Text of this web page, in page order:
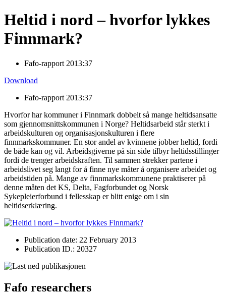
Heltid i nord – hvorfor lykkes
Finnmark?
Fafo-rapport 2013:37
Download
Fafo-rapport 2013:37
Hvorfor har kommuner i Finnmark dobbelt så mange heltidsansatte
som gjennomsnittskommunen i Norge? Heltidsarbeid står sterkt i
arbeidskulturen og organisasjonskulturen i flere
finnmarkskommuner. En stor andel av kvinnene jobber heltid, fordi
de både kan og vil. Arbeidsgiverne på sin side tilbyr heltidsstillinger
fordi de trenger arbeidskraften. Til sammen strekker partene i
arbeidslivet seg langt for å finne nye måter å organisere arbeidet og
arbeidstiden på. Mange av finnmarkskommunene praktiserer på
denne måten det KS, Delta, Fagforbundet og Norsk
Sykepleierforbund i fellesskap er blitt enige om i sin
heltidserklæring.
Publication date: 22 February 2013
Publication ID.: 20327
Fafo researchers